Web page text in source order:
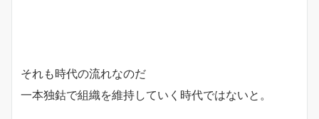
それも時代の流れなのだ
一本独鈷で組織を維持していく時代ではないと。